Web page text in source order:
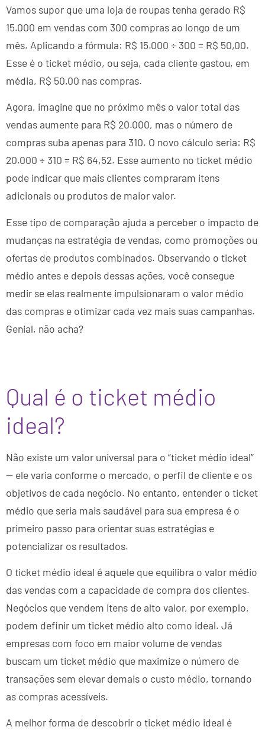
Vamos supor que uma loja de roupas tenha gerado R$
15.000 em vendas com 300 compras ao longo de um
mês. Aplicando a fórmula: R$ 15.000 ÷ 300 = R$ 50,00.
Esse é o ticket médio, ou seja, cada cliente gastou, em
média, R$ 50,00 nas compras.
Agora, imagine que no próximo mês o valor total das
vendas aumente para R$ 20.000, mas o número de
compras suba apenas para 310. O novo cálculo seria: R$
20.000 ÷ 310 = R$ 64,52. Esse aumento no ticket médio
pode indicar que mais clientes compraram itens
adicionais ou produtos de maior valor.
Esse tipo de comparação ajuda a perceber o impacto de
mudanças na estratégia de vendas, como promoções ou
ofertas de produtos combinados. Observando o ticket
médio antes e depois dessas ações, você consegue
medir se elas realmente impulsionaram o valor médio
das compras e otimizar cada vez mais suas campanhas.
Genial, não acha?
Qual é o ticket médio
ideal?
Não existe um valor universal para o “ticket médio ideal”
— ele varia conforme o mercado, o perfil de cliente e os
objetivos de cada negócio. No entanto, entender o ticket
médio que seria mais saudável para sua empresa é o
primeiro passo para orientar suas estratégias e
potencializar os resultados.
O ticket médio ideal é aquele que equilibra o valor médio
das vendas com a capacidade de compra dos clientes.
Negócios que vendem itens de alto valor, por exemplo,
podem definir um ticket médio alto como ideal. Já
empresas com foco em maior volume de vendas
buscam um ticket médio que maximize o número de
transações sem elevar demais o custo médio, tornando
as compras acessíveis.
A melhor forma de descobrir o ticket médio ideal é